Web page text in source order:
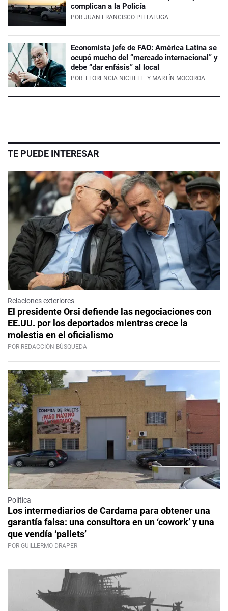
complican a la Policía
POR JUAN FRANCISCO PITTALUGA
Economista jefe de FAO: América Latina se
ocupó mucho del “mercado internacional” y
debe “dar enfásis” al local
POR FLORENCIA NICHELE Y MARTÍN MOCOROA
TE PUEDE INTERESAR
Relaciones exteriores
El presidente Orsi defiende las negociaciones con
EE.UU. por los deportados mientras crece la
molestia en el oficialismo
POR REDACCIÓN BÚSQUEDA
Política
Los intermediarios de Cardama para obtener una
garantía falsa: una consultora en un ‘cowork’ y una
que vendía ‘pallets’
POR GUILLERMO DRAPER